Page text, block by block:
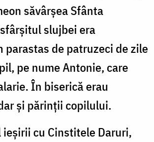
săvârșea Sfânta
slujbei era
parastas de patruzeci de zile
pe nume Antonie, care
În biserică erau
și părinții copilului.
ieșirii cu Cinstitele Daruri,